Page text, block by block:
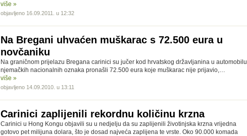
više »
objavljeno 16.09.2011. u 12:32
Na Bregani uhvaćen muškarac s 72.500 eura u
novčaniku
Na graničnom prijelazu Bregana carinici su jučer kod hrvatskog državljanina u automobilu
njemačkih nacionalnih oznaka pronašli 72.500 eura koje muškarac nije prijavio,…
više »
objavljeno 14.09.2010. u 13:11
Carinici zaplijenili rekordnu količinu krzna
Carinici u Hong Kongu objavili su u nedjelju da su zaplijenili životinjska krzna vrijedna
gotovo pet milijuna dolara, što je dosad najveća zaplijena te vrste. Oko 90.000 komada